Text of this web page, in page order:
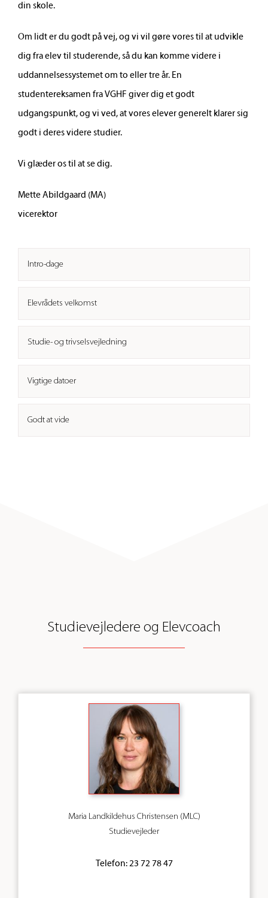
din skole.
Om lidt er du godt på vej, og vi vil gøre vores til at udvikle
dig fra elev til studerende, så du kan komme videre i
uddannelsessystemet om to eller tre år. En
studentereksamen fra VGHF giver dig et godt
udgangspunkt, og vi ved, at vores elever generelt klarer sig
godt i deres videre studier.
Vi glæder os til at se dig.
Mette Abildgaard (MA)
vicerektor
Intro-dage
Elevrådets velkomst
Studie- og trivselsvejledning
Vigtige datoer
Godt at vide
Studievejledere og Elevcoach
Maria Landkildehus Christensen (MLC)
Studievejleder
Telefon: 23 72 78 47